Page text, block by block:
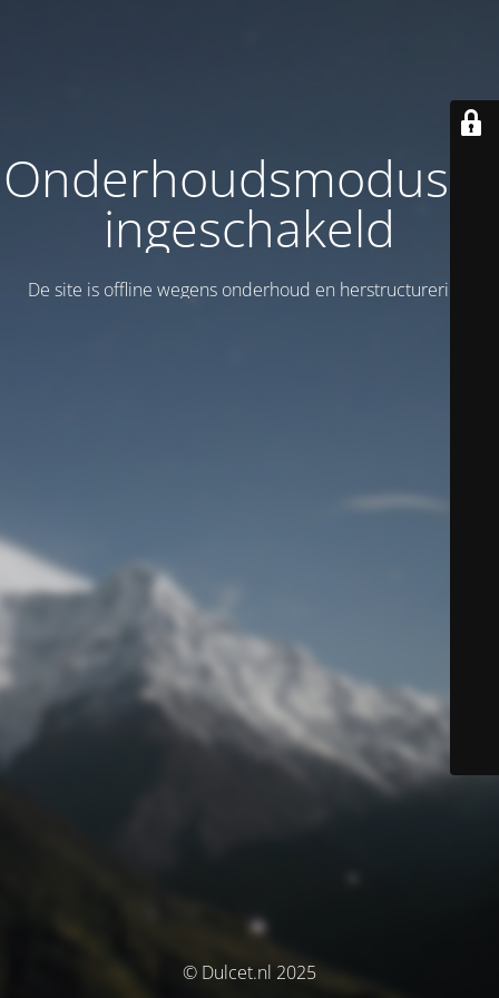
Onderhoudsmodus is
ingeschakeld
De site is offline wegens onderhoud en herstructurering!
© Dulcet.nl 2025